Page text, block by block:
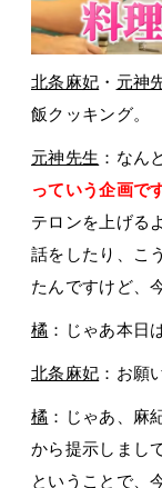
北条麻妃 ・ 元神
飯クッキング。
元神先生 ：なん
っていう企画です
テロンを上げる
話をしたり、こ
たんですけど、
橘 ：じゃあ本日
北条麻妃 ：お願
橘 ：じゃあ、麻
から提示しまし
ということで、